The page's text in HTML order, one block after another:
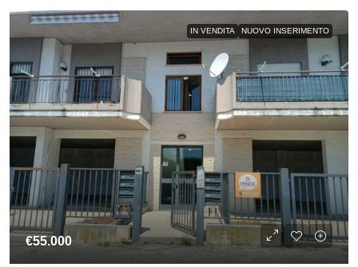
IN VENDITA NUOVO INSERIMENTO
€55.000